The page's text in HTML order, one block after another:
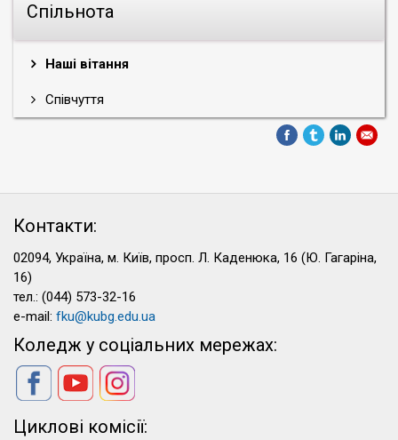
Спільнота
Наші вітання
Співчуття
Контакти:
02094, Україна, м. Київ, просп. Л. Каденюка, 16 (Ю. Гагаріна,
16)
тел.: (044) 573-32-16
e-mail: fku@kubg.edu.ua
Коледж у соціальних мережах:
Циклові комісії: